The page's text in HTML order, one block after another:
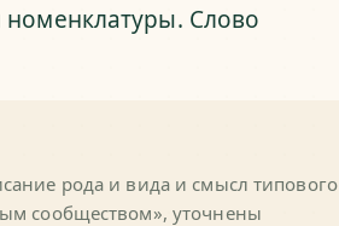
Слово
рода и вида и смысл типового
сообществом», уточнены